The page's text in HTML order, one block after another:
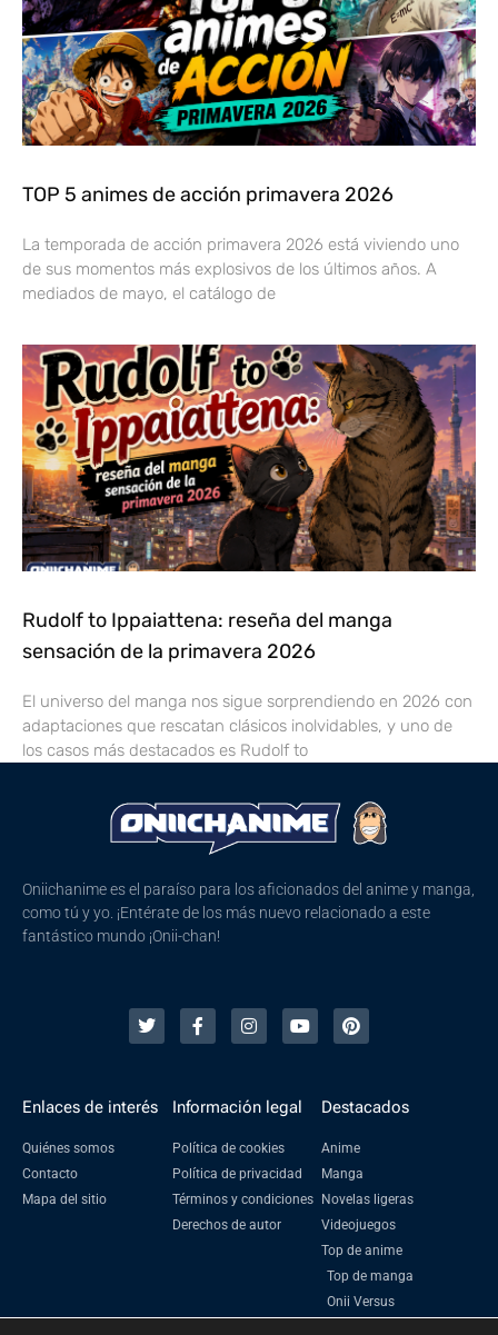
TOP 5 animes de acción primavera 2026
La temporada de acción primavera 2026 está viviendo uno
de sus momentos más explosivos de los últimos años. A
mediados de mayo, el catálogo de
Rudolf to Ippaiattena: reseña del manga
sensación de la primavera 2026
El universo del manga nos sigue sorprendiendo en 2026 con
adaptaciones que rescatan clásicos inolvidables, y uno de
los casos más destacados es Rudolf to
Oniichanime es el paraíso para los aficionados del anime y manga,
como tú y yo. ¡Entérate de los más nuevo relacionado a este
fantástico mundo ¡Onii-chan!
Enlaces de interés
Quiénes somos
Contacto
Mapa del sitio
Información legal
Política de cookies
Política de privacidad
Términos y condiciones
Derechos de autor
Destacados
Anime
Manga
Novelas ligeras
Videojuegos
Top de anime
Top de manga
Onii Versus